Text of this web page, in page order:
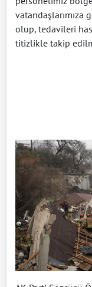
vatandaşlarımıza
olup, tedavileri
titizlikle takip